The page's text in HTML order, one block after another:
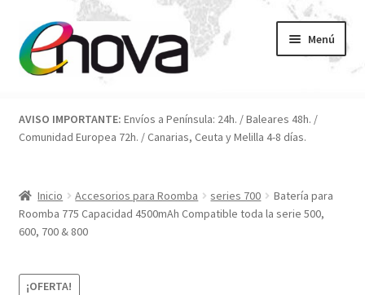
a
la
al
contenido
Menú
Blog
Condiciones
Contacto
AVISO IMPORTANTE: Envíos a Península: 24h. / Baleares 48h. /
Comunidad Europea 72h. / Canarias, Ceuta y Melilla 4-8 días.
Inicio Accesorios para Roomba series 700
Batería para
Roomba 775 Capacidad 4500mAh Compatible toda la serie 500,
600, 700 & 800
¡OFERTA!